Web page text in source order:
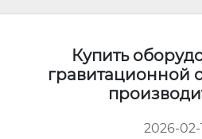
Купить
гравитационной
2026-02-